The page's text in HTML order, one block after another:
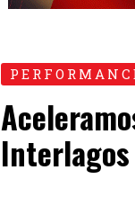
Interlagos